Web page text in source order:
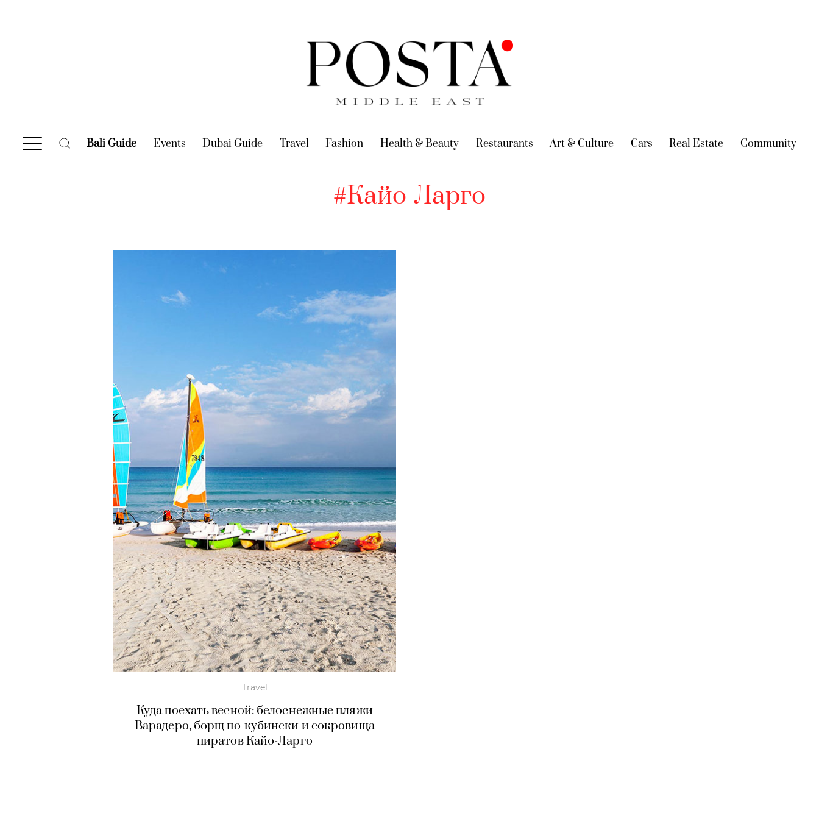
Bali Guide (current)
Events (current)
Dubai Guide (current)
Travel (current)
Fashion (current)
Health & Beauty (current)
Restaurants (current)
Art & Culture (current)
Cars (current)
Real Estate (current)
Community
#Кайо-Ларго
Travel
Куда поехать весной: белоснежные пляжи
Варадеро, борщ по-кубински и сокровища
пиратов Кайо-Ларго